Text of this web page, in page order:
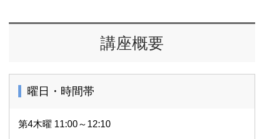
講座概要
曜日・時間帯
第4木曜 11:00～12:10